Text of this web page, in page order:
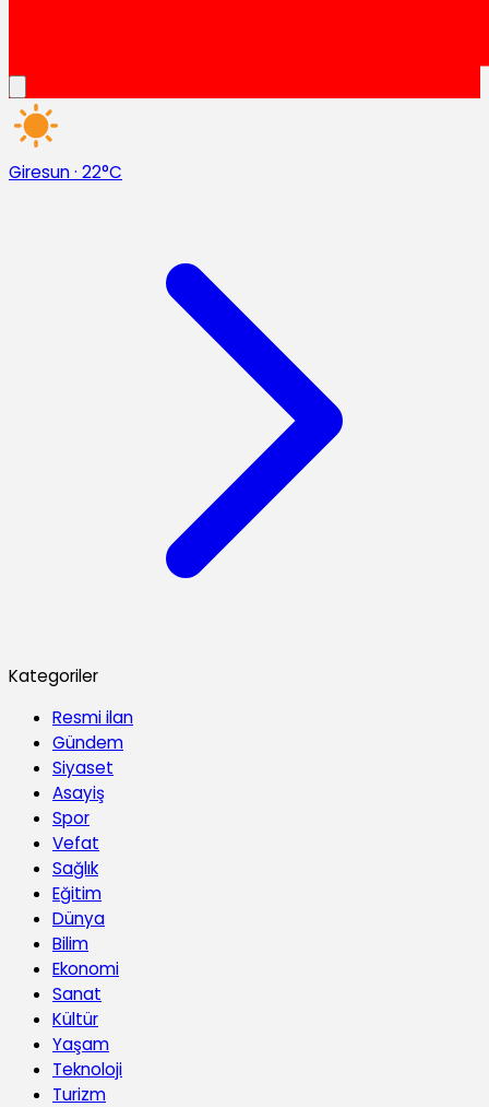
Giresun· 22°C
Kategoriler
Resmi ilan
Gündem
Siyaset
Asayiş
Spor
Vefat
Sağlık
Eğitim
Dünya
Bilim
Ekonomi
Sanat
Kültür
Yaşam
Teknoloji
Turizm